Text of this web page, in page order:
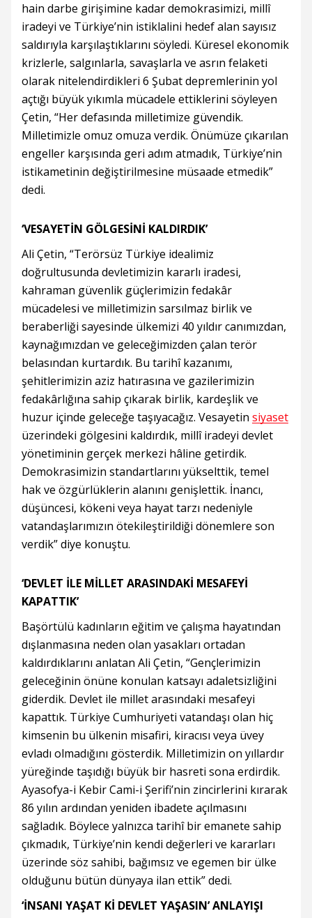
hain darbe girişimine kadar demokrasimizi, millî
iradeyi ve Türkiye’nin istiklalini hedef alan sayısız
saldırıyla karşılaştıklarını söyledi. Küresel ekonomik
krizlerle, salgınlarla, savaşlarla ve asrın felaketi
olarak nitelendirdikleri 6 Şubat depremlerinin yol
açtığı büyük yıkımla mücadele ettiklerini söyleyen
Çetin, “Her defasında milletimize güvendik.
Milletimizle omuz omuza verdik. Önümüze çıkarılan
engeller karşısında geri adım atmadık, Türkiye’nin
istikametinin değiştirilmesine müsaade etmedik”
dedi.
‘VESAYETİN GÖLGESİNİ KALDIRDIK’
Ali Çetin, “Terörsüz Türkiye idealimiz
doğrultusunda devletimizin kararlı iradesi,
kahraman güvenlik güçlerimizin fedakâr
mücadelesi ve milletimizin sarsılmaz birlik ve
beraberliği sayesinde ülkemizi 40 yıldır canımızdan,
kaynağımızdan ve geleceğimizden çalan terör
belasından kurtardık. Bu tarihî kazanımı,
şehitlerimizin aziz hatırasına ve gazilerimizin
fedakârlığına sahip çıkarak birlik, kardeşlik ve
huzur içinde geleceğe taşıyacağız. Vesayetin siyaset
üzerindeki gölgesini kaldırdık, millî iradeyi devlet
yönetiminin gerçek merkezi hâline getirdik.
Demokrasimizin standartlarını yükselttik, temel
hak ve özgürlüklerin alanını genişlettik. İnancı,
düşüncesi, kökeni veya hayat tarzı nedeniyle
vatandaşlarımızın ötekileştirildiği dönemlere son
verdik” diye konuştu.
‘DEVLET İLE MİLLET ARASINDAKİ MESAFEYİ
KAPATTIK’
Başörtülü kadınların eğitim ve çalışma hayatından
dışlanmasına neden olan yasakları ortadan
kaldırdıklarını anlatan Ali Çetin, “Gençlerimizin
geleceğinin önüne konulan katsayı adaletsizliğini
giderdik. Devlet ile millet arasındaki mesafeyi
kapattık. Türkiye Cumhuriyeti vatandaşı olan hiç
kimsenin bu ülkenin misafiri, kiracısı veya üvey
evladı olmadığını gösterdik. Milletimizin on yıllardır
yüreğinde taşıdığı büyük bir hasreti sona erdirdik.
Ayasofya-i Kebir Cami-i Şerifi’nin zincirlerini kırarak
86 yılın ardından yeniden ibadete açılmasını
sağladık. Böylece yalnızca tarihî bir emanete sahip
çıkmadık, Türkiye’nin kendi değerleri ve kararları
üzerinde söz sahibi, bağımsız ve egemen bir ülke
olduğunu bütün dünyaya ilan ettik” dedi.
‘İNSANI YAŞAT Kİ DEVLET YAŞASIN’ ANLAYIŞI